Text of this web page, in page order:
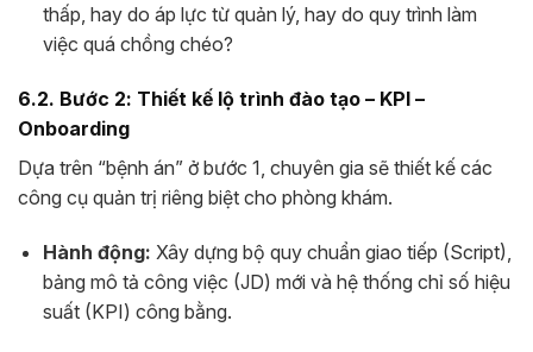
thấp, hay do áp lực từ quản lý, hay do quy trình làm
việc quá chồng chéo?
6.2. Bước 2: Thiết kế lộ trình đào tạo – KPI –
Onboarding
Dựa trên “bệnh án” ở bước 1, chuyên gia sẽ thiết kế các
công cụ quản trị riêng biệt cho phòng khám.
Hành động: Xây dựng bộ quy chuẩn giao tiếp (Script),
bảng mô tả công việc (JD) mới và hệ thống chỉ số hiệu
suất (KPI) công bằng.